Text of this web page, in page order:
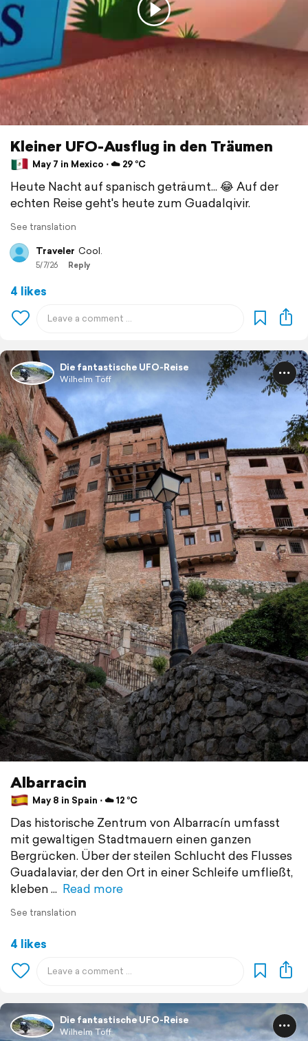
Kleiner UFO-Ausflug in den Träumen
May 7 in Mexico ⋅ ☁️ 29 °C
Heute Nacht auf spanisch geträumt... 😂 Auf der
echten Reise geht's heute zum Guadalqivir.
See translation
Traveler Cool.
5/7/26 Reply
4 likes
Die fantastische UFO-Reise
Wilhelm Töff
Albarracin
May 8 in Spain ⋅ ☁️ 12 °C
Das historische Zentrum von Albarracín umfasst
mit gewaltigen Stadtmauern einen ganzen
Bergrücken. Über der steilen Schlucht des Flusses
Guadalaviar, der den Ort in einer Schleife umfließt,
kleben
Read more
See translation
4 likes
Die fantastische UFO-Reise
Wilhelm Töff